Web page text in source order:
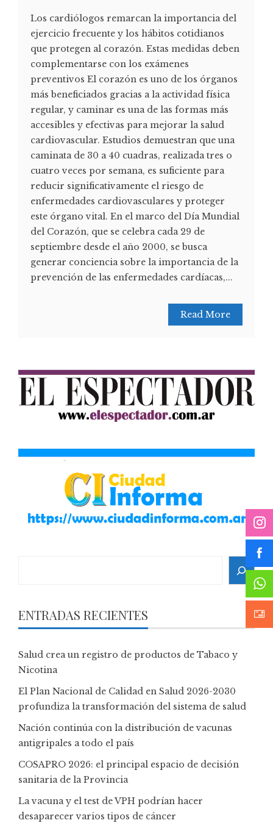
Los cardiólogos remarcan la importancia del
ejercicio frecuente y los hábitos cotidianos
que protegen al corazón. Estas medidas deben
complementarse con los exámenes
preventivos El corazón es uno de los órganos
más beneficiados gracias a la actividad física
regular, y caminar es una de las formas más
accesibles y efectivas para mejorar la salud
cardiovascular. Estudios demuestran que una
caminata de 30 a 40 cuadras, realizada tres o
cuatro veces por semana, es suficiente para
reducir significativamente el riesgo de
enfermedades cardiovasculares y proteger
este órgano vital. En el marco del Día Mundial
del Corazón, que se celebra cada 29 de
septiembre desde el año 2000, se busca
generar conciencia sobre la importancia de la
prevención de las enfermedades cardíacas,...
Read More
ENTRADAS RECIENTES
Salud crea un registro de productos de Tabaco y
Nicotina
El Plan Nacional de Calidad en Salud 2026-2030
profundiza la transformación del sistema de salud
Nación continúa con la distribución de vacunas
antigripales a todo el país
COSAPRO 2026: el principal espacio de decisión
sanitaria de la Provincia
La vacuna y el test de VPH podrían hacer
desaparecer varios tipos de cáncer